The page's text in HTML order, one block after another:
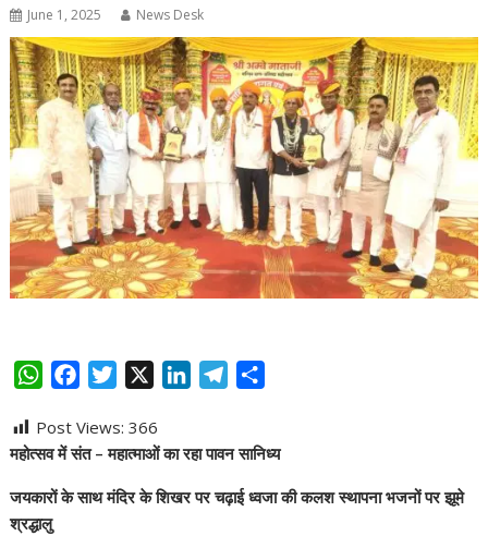
June 1, 2025 News Desk
W
a
t
s
A
c
e
b
i
t
t
k
e
e
g
r
e
Post Views: 366
महोत्सव में संत – महात्माओं का रहा पावन सानिध्य
जयकारों के साथ मंदिर के शिखर पर चढ़ाई ध्वजा की कलश स्थापना भजनों पर झूमे
श्रद्धालु